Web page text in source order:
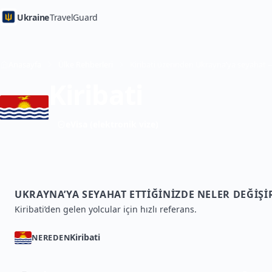
UkraineTravelGuard
UKRAYNA’YA SEYAHAT ETTIĞINIZDE NELER
Kiribati’den gelen yolcular için hızlı referans.
NEREDENKiribati